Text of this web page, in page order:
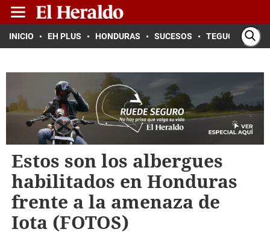
INICIO EH PLUS HONDURAS SUCESOS TEGUCIGALPA
Estos son los albergues
habilitados en Honduras
frente a la amenaza de
Iota (FOTOS)